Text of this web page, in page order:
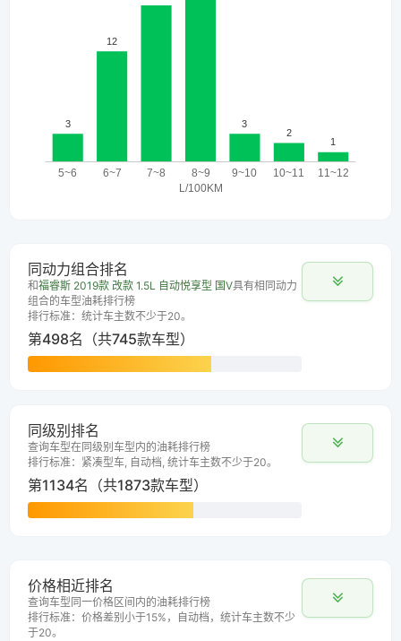
同动力组合排名
和福睿斯 2019款 改款 1.5L 自动悦享型 国V具有相同动力
组合的车型油耗排行榜
排行标准：统计车主数不少于20。
第498名（共745款车型）
同级别排名
查询车型在同级别车型内的油耗排行榜
排行标准：紧凑型车, 自动档, 统计车主数不少于20。
第1134名（共1873款车型）
价格相近排名
查询车型同一价格区间内的油耗排行榜
排行标准：价格差别小于15%，自动档，统计车主数不少
于20。